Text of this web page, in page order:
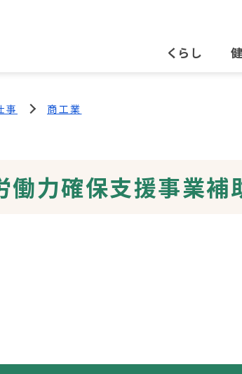
くらし
事 商工業
働力確保支援事業補